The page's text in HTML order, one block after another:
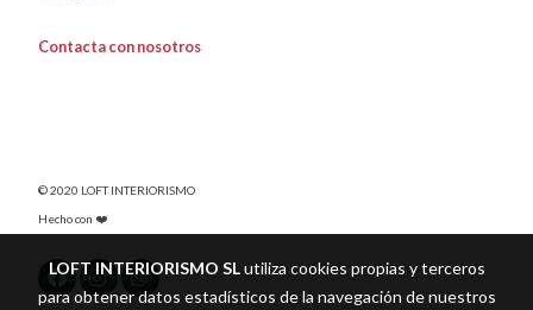
Contacta con nosotros
© 2020 LOFT INTERIORISMO
Hecho con ❤️
LOFT INTERIORISMO SLutiliza cookies propias y terceros
para obtener datos estadísticos de la navegación de nuestros